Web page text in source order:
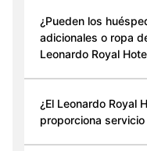
¿Pueden los
adicionales o ropa
Leonardo Royal
¿El Leonardo Royal
proporciona